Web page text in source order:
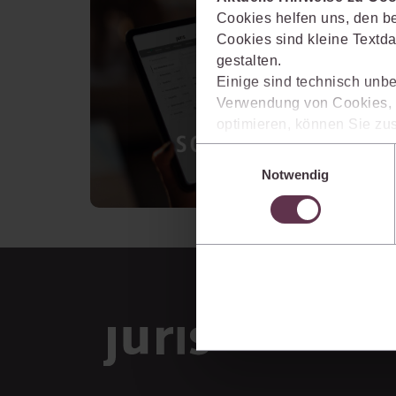
Cookies helfen uns, den
Cookies sind kleine
gestalten.
Einige sind technisch
Verwendung von
optimieren, können Sie
sich auch damit
die USA) übermittelt
im Cookiebanner sowie in
Einwilligungsauswahl
Notwendig